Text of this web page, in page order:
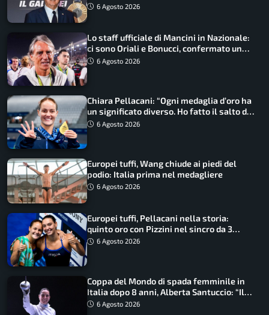
6 Agosto 2026
Lo staff ufficiale di Mancini in Nazionale:
ci sono Oriali e Bonucci, confermato un
ritorno
6 Agosto 2026
Chiara Pellacani: “Ogni medaglia d’oro ha
un significato diverso. Ho fatto il salto di
qualità”
6 Agosto 2026
Europei tuffi, Wang chiude ai piedi del
podio: Italia prima nel medagliere
6 Agosto 2026
Europei tuffi, Pellacani nella storia:
quinto oro con Pizzini nel sincro da 3
metri
6 Agosto 2026
Coppa del Mondo di spada femminile in
Italia dopo 8 anni, Alberta Santuccio: “Il
lavoro dà sempre i suoi frutti”
6 Agosto 2026